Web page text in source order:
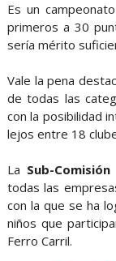
Es un
primeros a 30
sería mérito
Vale la pena
de todas las
con la posibilidad
lejos entre 18
La Sub-
todas las
con la que se ha
niños que
Ferro Carril.